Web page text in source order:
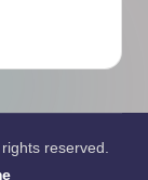
rights reserved.